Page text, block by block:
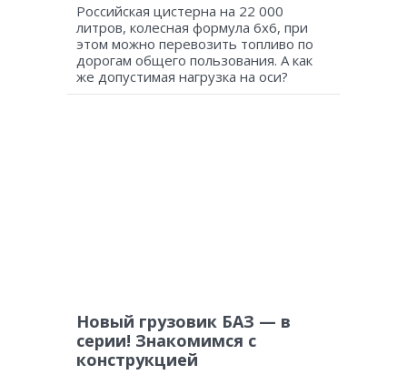
Российская цистерна на 22 000
литров, колесная формула 6х6, при
этом можно перевозить топливо по
дорогам общего пользования. А как
же допустимая нагрузка на оси?
Новый грузовик БАЗ — в
серии! Знакомимся с
конструкцией